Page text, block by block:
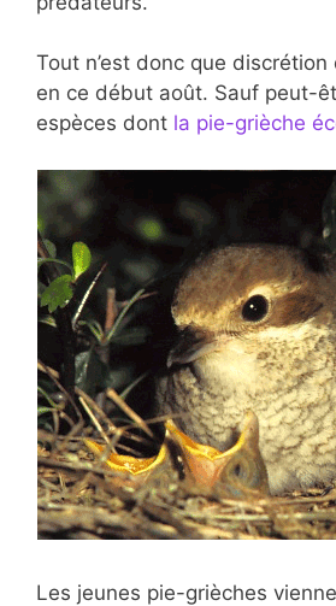
Tout n’est donc que
en ce début août. Sauf peut-
espèces dont la pie-grièche
Les jeunes pie-grièches